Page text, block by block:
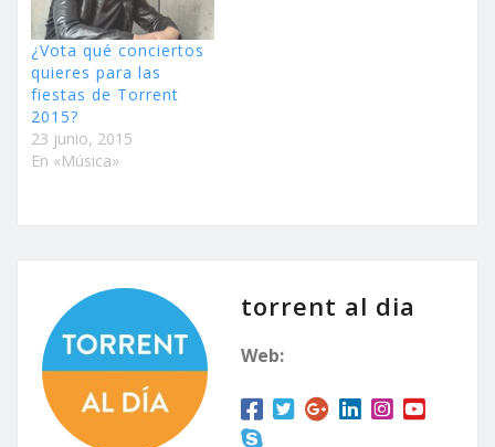
¿Vota qué conciertos
quieres para las
fiestas de Torrent
2015?
23 junio, 2015
En «Música»
torrent al dia
Web: